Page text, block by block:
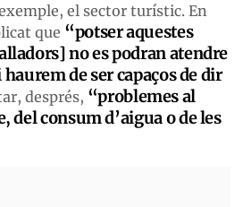
el sector turístic. En
que “potser aquestes
no es podran atendre
de ser capaços de dir
després, “problemes al
del consum d’aigua o de les